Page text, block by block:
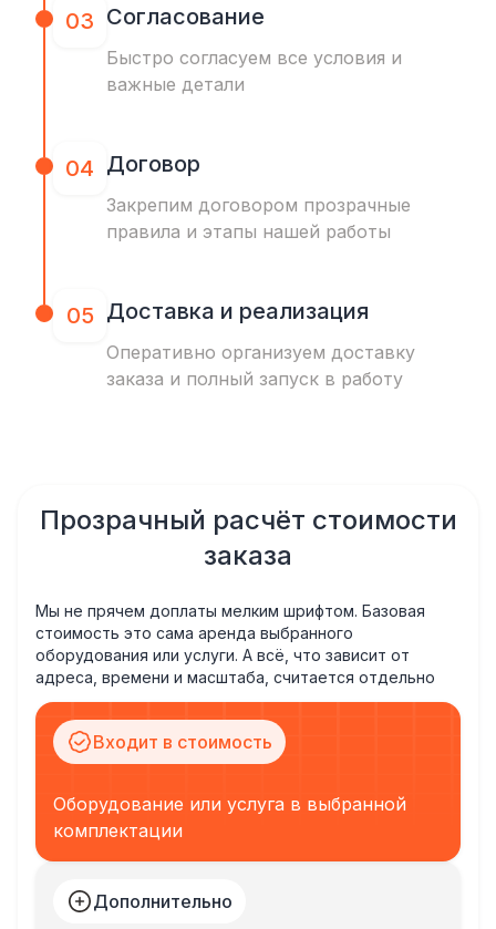
03 Согласование
Быстро согласуем все условия и
важные детали
04 Договор
Закрепим договором прозрачные
правила и этапы нашей работы
05 Доставка и реализация
Оперативно организуем доставку
заказа и полный запуск в работу
Прозрачный расчёт стоимости
заказа
Мы не прячем доплаты мелким шрифтом. Базовая
стоимость это сама аренда выбранного
оборудования или услуги. А всё, что зависит от
адреса, времени и масштаба, считается отдельно
Входит в стоимость
Оборудование или услуга в выбранной
комплектации
Дополнительно